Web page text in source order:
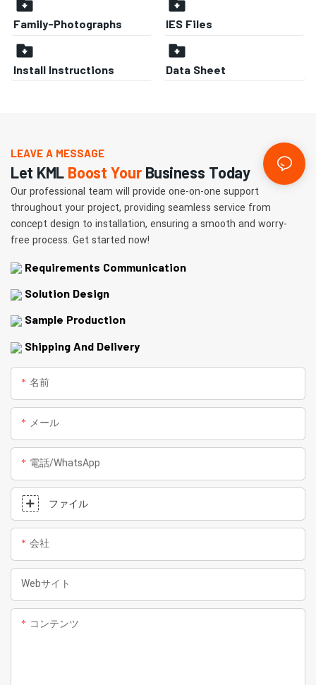
Family-Photographs IES Files
Install Instructions Data Sheet
LEAVE A MESSAGE
Let KML Boost YourBusiness Today
Our professional team will provide one-on-one support
throughout your project, providing seamless service from
concept design to installation, ensuring a smooth and worry-
free process. Get started now!
Requirements Communication
Solution Design
Sample Production
Shipping And Delivery
名前
メール
電話/WhatsApp
ファイル
会社
Webサイト
コンテンツ